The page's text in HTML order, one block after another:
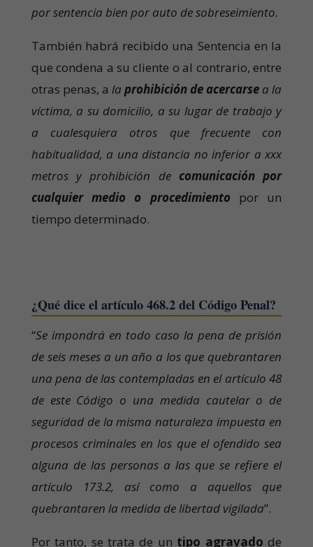
por sentencia bien por auto de sobreseimiento.
También habrá recibido una Sentencia en la
que condena a su cliente o al contrario, entre
otras penas, a laprohibición de acercarse a la
víctima, a su domicilio, a su lugar de trabajo y
a cualesquiera otros que frecuente con
habitualidad, a una distancia no inferior a xxx
metros y prohibición decomunicación por
cualquier medio o procedimiento por un
tiempo determinado.
¿Qué dice el artículo 468.2 del Código Penal?
“Se impondrá en todo caso la pena de prisión
de seis meses a un año a los que quebrantaren
una pena de las contempladas en el artículo 48
de este Código o una medida cautelar o de
seguridad de la misma naturaleza impuesta en
procesos criminales en los que el ofendido sea
alguna de las personas a las que se refiere el
artículo 173.2, así como a aquellos que
quebrantaren la medida de libertad vigilada”.
Por tanto, se trata de un tipo agravado de